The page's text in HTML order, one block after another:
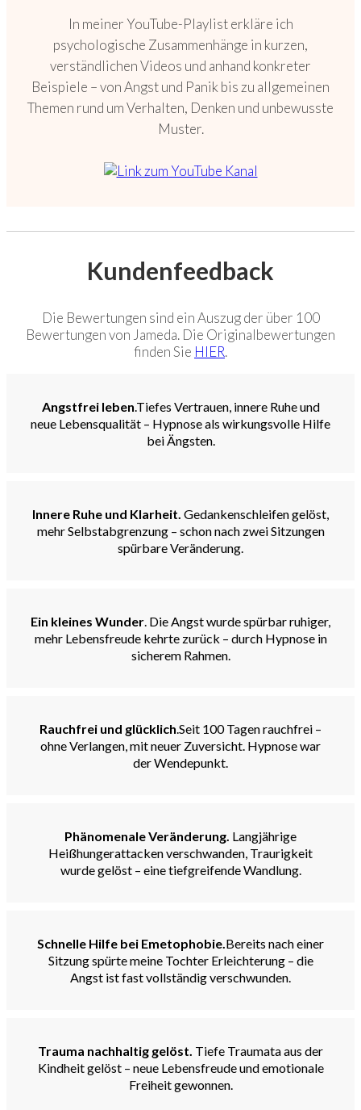
In meiner YouTube-Playlist erkläre ich
psychologische Zusammenhänge in kurzen,
verständlichen Videos und anhand konkreter
Beispiele – von Angst und Panik bis zu allgemeinen
Themen rund um Verhalten, Denken und unbewusste
Muster.
Kundenfeedback
Die Bewertungen sind ein Auszug der über 100
Bewertungen von Jameda. Die Originalbewertungen
finden Sie HIER.
Angstfrei leben .Tiefes Vertrauen, innere Ruhe und
neue Lebensqualität – Hypnose als wirkungsvolle Hilfe
bei Ängsten.
Innere Ruhe und Klarheit. Gedankenschleifen gelöst,
mehr Selbstabgrenzung – schon nach zwei Sitzungen
spürbare Veränderung.
Ein kleines Wunder . Die Angst wurde spürbar ruhiger,
mehr Lebensfreude kehrte zurück – durch Hypnose in
sicherem Rahmen.
Rauchfrei und glücklich .Seit 100 Tagen rauchfrei –
ohne Verlangen, mit neuer Zuversicht. Hypnose war
der Wendepunkt.
Phänomenale Veränderung. Langjährige
Heißhungerattacken verschwanden, Traurigkeit
wurde gelöst – eine tiefgreifende Wandlung.
Schnelle Hilfe bei Emetophobie Bereits nach einer
Sitzung spürte meine Tochter Erleichterung – die
Angst ist fast vollständig verschwunden.
Trauma nachhaltig gelöst. Tiefe Traumata aus der
Kindheit gelöst – neue Lebensfreude und emotionale
Freiheit gewonnen.